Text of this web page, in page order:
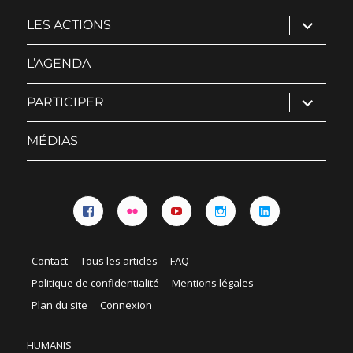
LES ACTIONS ouvrir
le
sous-
L’AGENDA
PARTICIPER ouvrir
le
sous-
MÉDIAS
Contact Tous les articles
FAQ
Politique de confidentialité
Mentions légales
Plan du site
Connexion
HUMANIS